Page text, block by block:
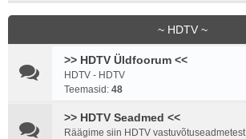
~ HDTV ~
>> HDTV Üldfoorum <<
HDTV - HDTV
Teemasid: 48
>> HDTV Seadmed <<
Räägime siin HDTV vastuvõtuseadmetest